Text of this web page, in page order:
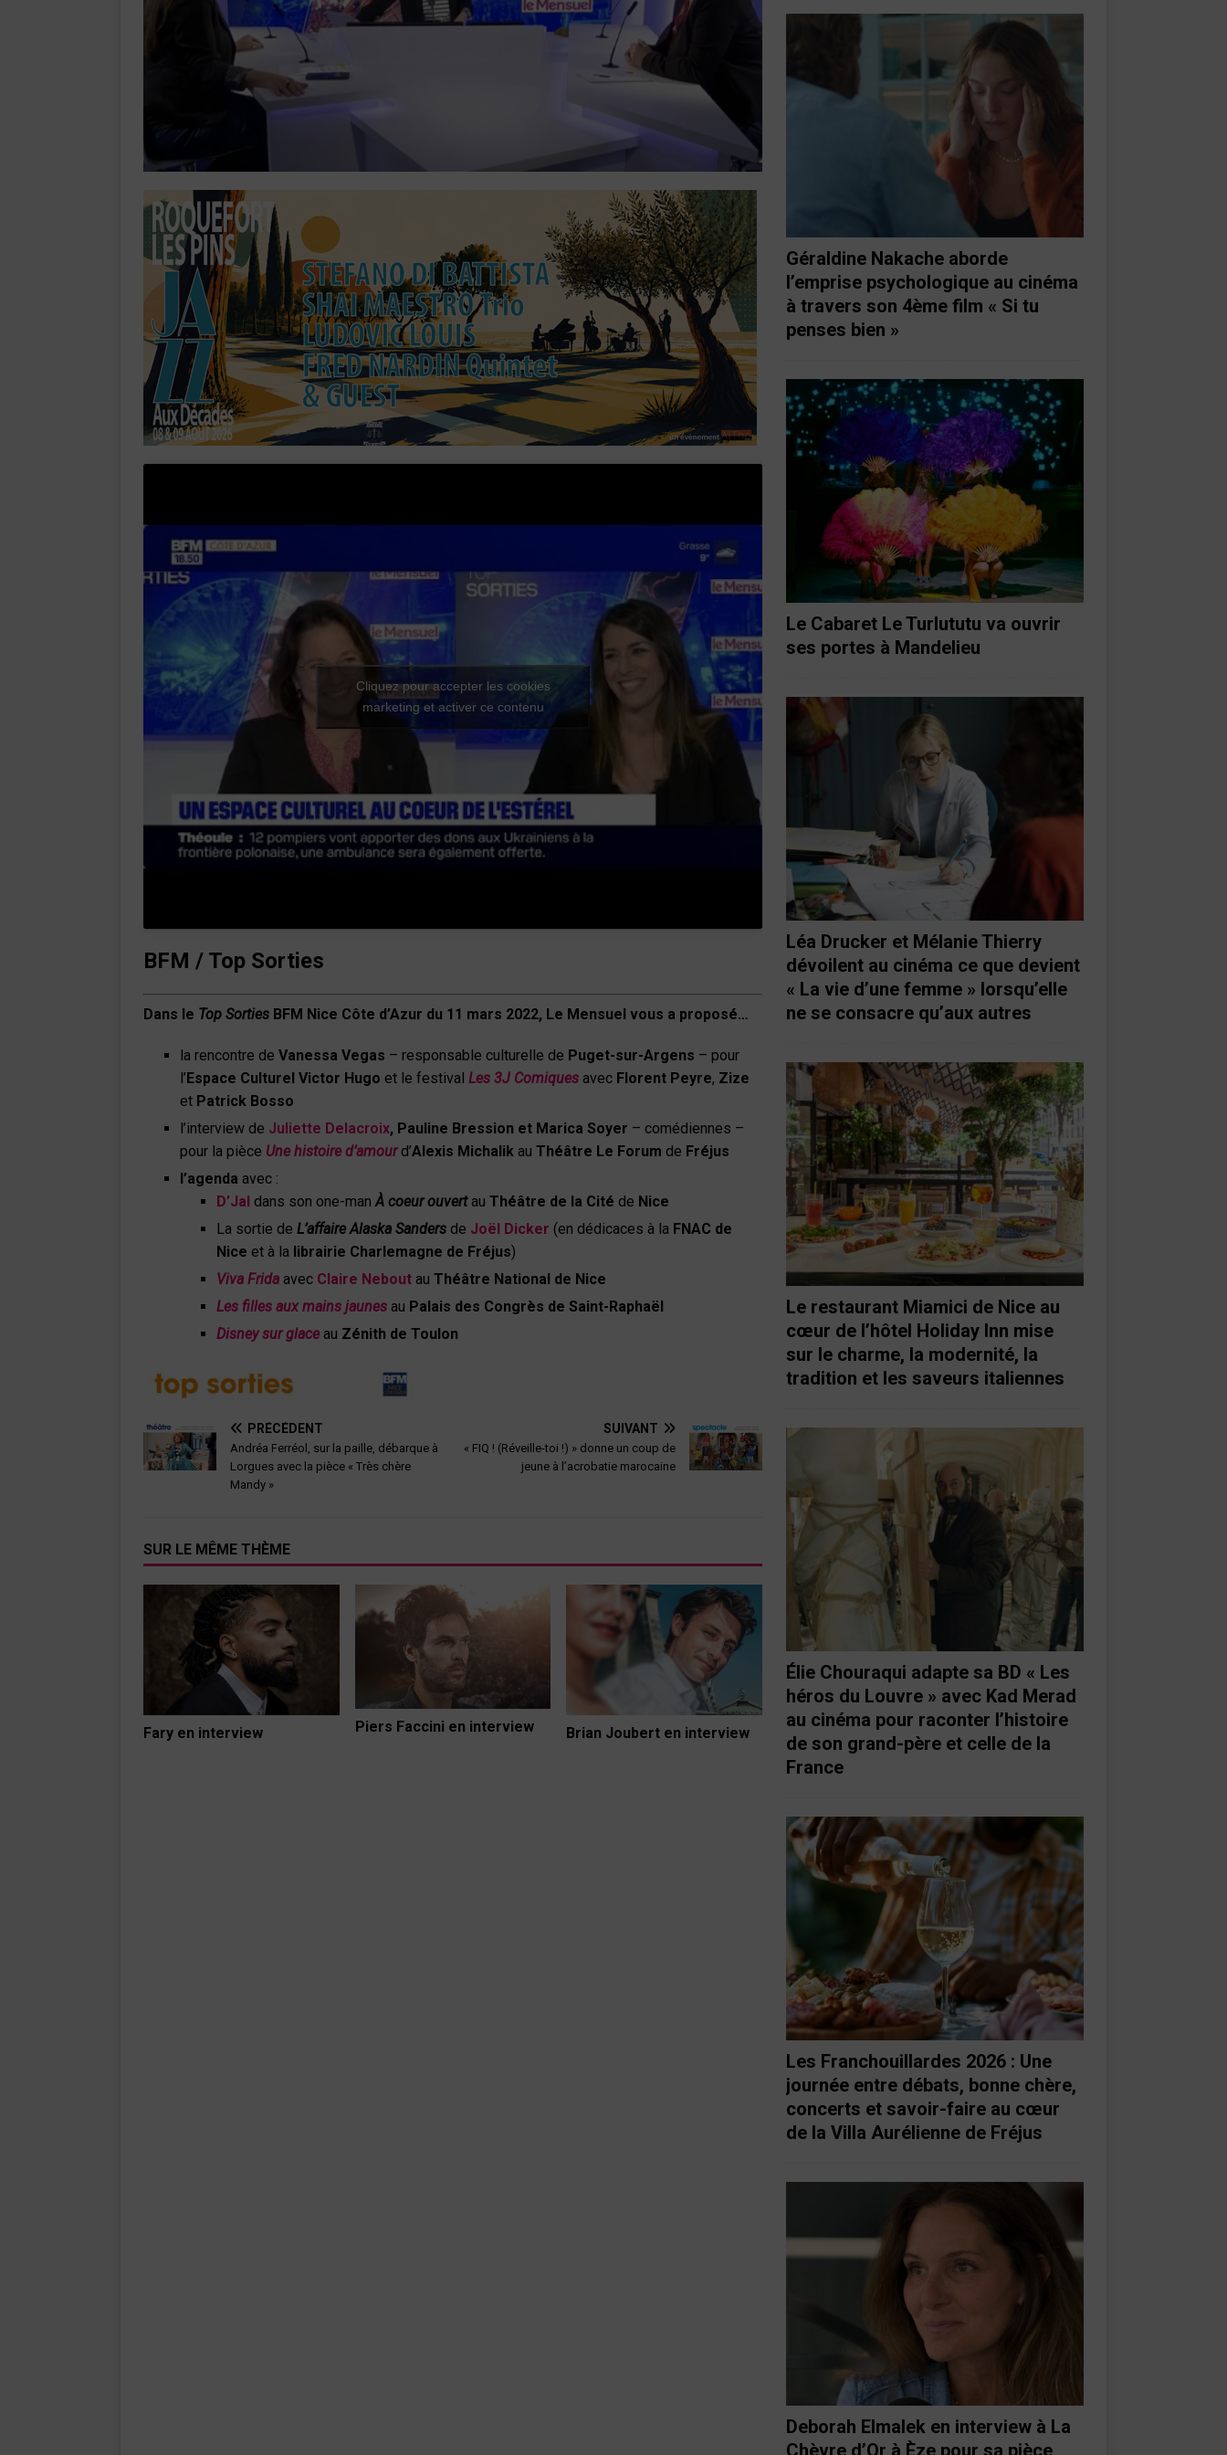
Cliquez pour accepter les cookies
marketing et activer ce contenu
BFM / Top Sorties
Dans le Top Sorties BFM Nice Côte d’Azur du 11 mars 2022, Le Mensuel vous a proposé…
la rencontre de Vanessa Vegas – responsable culturelle de Puget-sur-Argens – pour
l’Espace Culturel Victor Hugo et le festival Les 3J Comiques avec Florent Peyre, Zize
et Patrick Bosso
l’interview de Juliette Delacroix, Pauline Bression et Marica Soyer – comédiennes –
pour la pièce Une histoire d’amourd’Alexis Michalik au Théâtre Le Forum de Fréjus
l’agenda avec :
D’Jal dans son one-man À coeur ouvertau Théâtre de la Cité de Nice
La sortie de L’affaire Alaska Sanders de Joël Dicker (en dédicaces à la FNAC de
Nice et à la librairie Charlemagne de Fréjus)
Viva Frida avec Claire Nebout au Théâtre National de Nice
Les filles aux mains jaunes au Palais des Congrès de Saint-Raphaël
Disney sur glace au Zénith de Toulon
PRÉCÉDENT
Andréa Ferréol, sur la paille, débarque à
Lorgues avec la pièce « Très chère
Mandy »
SUIVANT
« FIQ ! (Réveille-toi !) » donne un coup de
jeune à l’acrobatie marocaine
SUR LE MÊME THÈME
Fary en interview Piers Faccini en interview Brian Joubert en interview
Géraldine Nakache aborde
l’emprise psychologique au cinéma
à travers son 4ème film « Si tu
penses bien »
Le Cabaret Le Turlututu va ouvrir
ses portes à Mandelieu
Léa Drucker et Mélanie Thierry
dévoilent au cinéma ce que devient
« La vie d’une femme » lorsqu’elle
ne se consacre qu’aux autres
Le restaurant Miamici de Nice au
cœur de l’hôtel Holiday Inn mise
sur le charme, la modernité, la
tradition et les saveurs italiennes
Élie Chouraqui adapte sa BD « Les
héros du Louvre » avec Kad Merad
au cinéma pour raconter l’histoire
de son grand-père et celle de la
France
Les Franchouillardes 2026 : Une
journée entre débats, bonne chère,
concerts et savoir-faire au cœur
de la Villa Aurélienne de Fréjus
Deborah Elmalek en interview à La